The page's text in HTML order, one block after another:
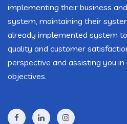
implementing their business
system, maintaining their
already implemented system
quality and customer
perspective and assisting you
objectives.